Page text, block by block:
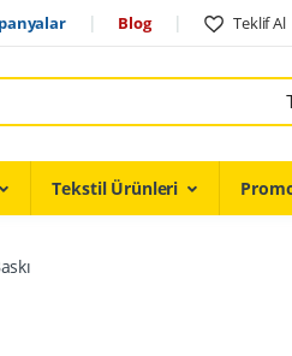
Blog Teklif Al
Tekstil Ürünleri